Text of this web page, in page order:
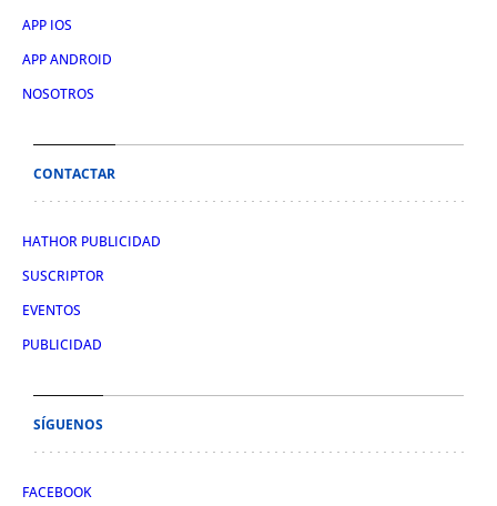
APP IOS
APP ANDROID
NOSOTROS
CONTACTAR
HATHOR PUBLICIDAD
SUSCRIPTOR
EVENTOS
PUBLICIDAD
SÍGUENOS
FACEBOOK